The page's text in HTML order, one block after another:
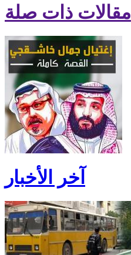
مقالات ذات صلة
آخر الأخبار